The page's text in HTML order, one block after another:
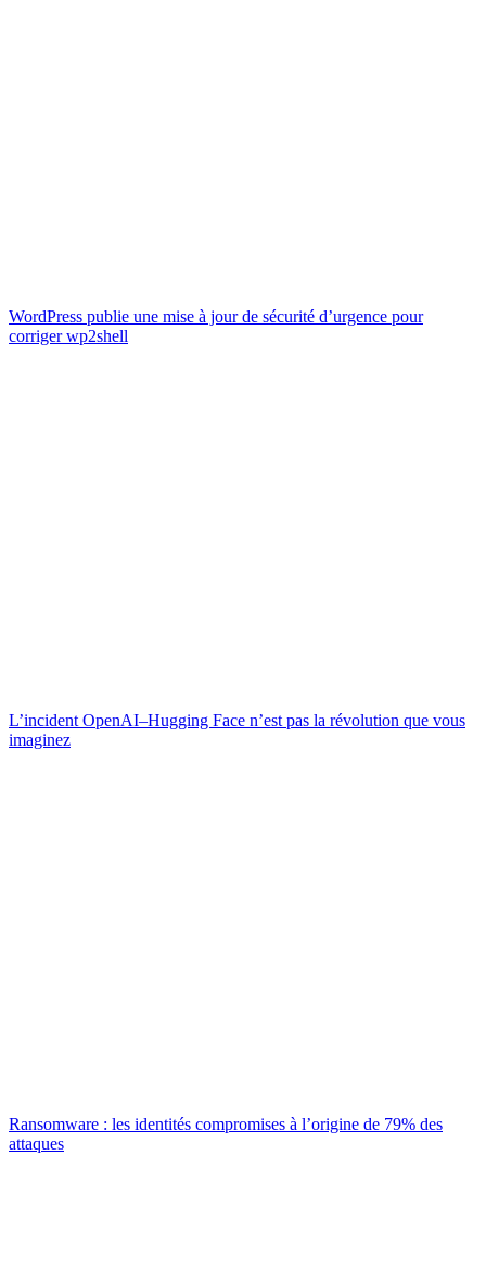
WordPress publie une mise à jour de sécurité d’urgence pour
corriger wp2shell
L’incident OpenAI–Hugging Face n’est pas la révolution que vous
imaginez
Ransomware : les identités compromises à l’origine de 79% des
attaques